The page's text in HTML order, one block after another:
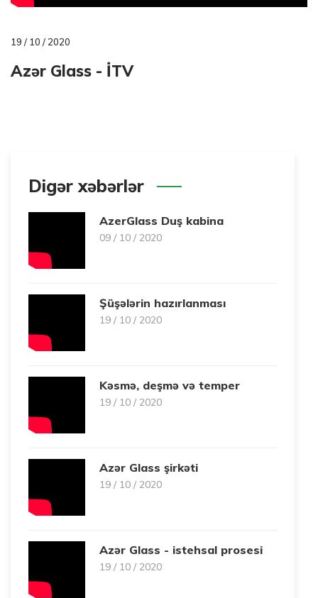
19 / 10 / 2020
Azər Glass - İTV
Digər xəbərlər
AzerGlass Duş kabina
09 / 10 / 2020
Şüşələrin hazırlanması
19 / 10 / 2020
Kəsmə, deşmə və temper
19 / 10 / 2020
Azər Glass şirkəti
19 / 10 / 2020
Azər Glass - istehsal prosesi
19 / 10 / 2020